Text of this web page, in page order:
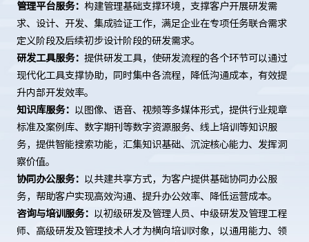
管理平台服务： 构建管理基础支撑环境，支撑客户开展研发需
求、设计、开发、集成验证工作，满足企业在专项任务联合需求
定义阶段及后续初步设计阶段的研发需求。
研发工具服务： 提供研发工具，使研发流程的各个环节可以通过
现代化工具支撑协助，同时集中各流程，降低沟通成本，有效提
升内部开发效率。
知识库服务： 以图像、语音、视频等多媒体形式，提供行业规章
标准及案例库、数字期刊等数字资源服务、线上培训等知识服
务，提供智能搜索功能，汇集知识基础、沉淀核心能力、发挥洞
察价值。
协同办公服务： 以共建共享方式，为客户提供基础协同办公服
务，帮助客户实现高效沟通、提升办公效率、降低运营成本。
咨询与培训服务： 以初级研发及管理人员、中级研发及管理工程
师、高级研发及管理技术人才为横向培训对象，以通用能力、领